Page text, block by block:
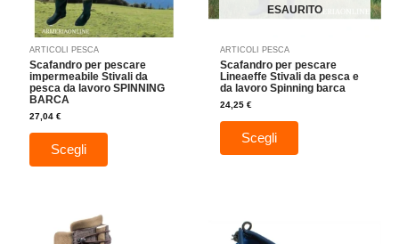
ARTICOLI PESCA
Scafandro per pescare
impermeabile Stivali da
pesca da lavoro SPINNING
BARCA
27,04€
Scegli
essere
scelte
nella
del
prodotto
ESAURITO
ARTICOLI PESCA
Scafandro per pescare
Lineaeffe Stivali da pesca e
da lavoro Spinning barca
24,25€
Scegli
essere
del
prodotto
prodotto